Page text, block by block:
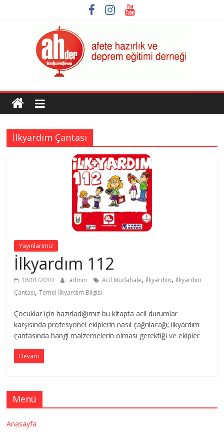
AHDER
Afete
ve
Deprem
İlkyardım Çantası
Yayınlarımız
İlkyardım 112
18/01/2010 admin Acil Müdahale, İlkyardım, İlkyardım
Çantası,Temel İlkyardım Bilgisi
Çocuklar için hazırladığımız bu kitapta acil durumlar
karşısında profesyonel ekiplerin nasıl çağrılacağı; ilkyardım
çantasında hangi malzemelerin olması gerektiği ve ekipler
Devam
Menü
Anasayfa